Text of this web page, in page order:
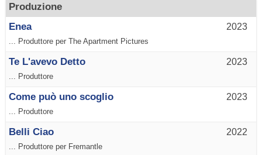
Produzione
2023
Enea
... Produttore per The Apartment Pictures
2023
Te L'avevo Detto
... Produttore
2023
Come può uno scoglio
... Produttore
2022
Belli Ciao
... Produttore per Fremantle